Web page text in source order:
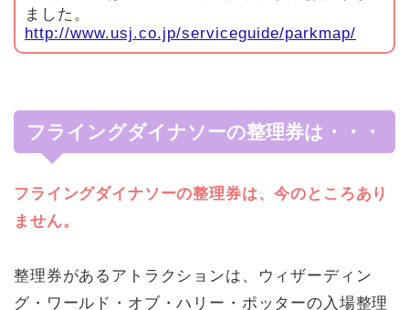
ました。
http://www.usj.co.jp/serviceguide/parkmap/
フライングダイナソーの整理券は・・・
フライングダイナソーの整理券は、今のところあり
ません。
整理券があるアトラクションは、ウィザーディン
グ・ワールド・オブ・ハリー・ポッターの入場整理